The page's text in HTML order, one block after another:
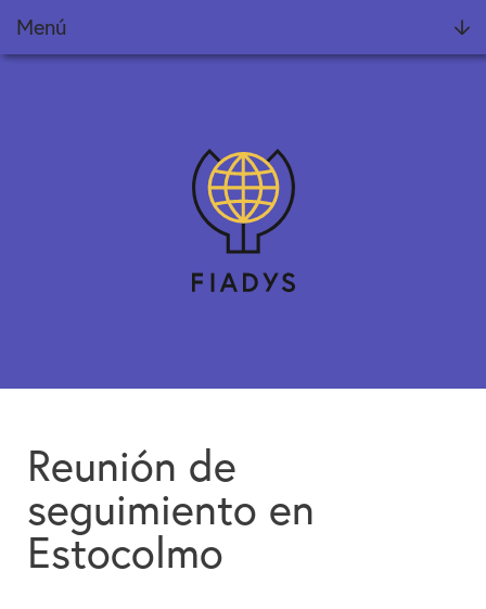
Menú
Contacto
Reunión de
seguimiento en
Estocolmo